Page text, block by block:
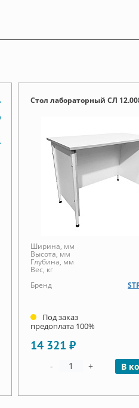
Стол лабораторный СЛ
Ширина, мм
Высота, мм
Глубина, мм
Вес, кг
Бренд
Под заказ
предоплата 100%
14 321 ₽
- + В